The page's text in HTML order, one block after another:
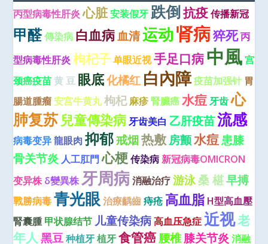
丙型病毒性肝炎 心脏安装假牙 跌倒抗疫 传播新冠
甲醛傳染病 白血病血清运动肾病猝死丙
型病毒性肝炎 枸杞子 单眼近视手足口病中風 宫
颈癌疫苗 黄 豆 眼底化橘红 白內障疫苗加强针 胃
腸道腫瘤 安宫牛黄丸枸杞 麻疹腎臟癌 水痘 牙齿 心
肺复苏 兒童傳染病 牙齿美白 乙肝疫苗流感
病毒变异 龍眼肉 抑郁戒烟热敷房颤水痘患膝
骨关节炎 人工肛門 心梗 传染病 新冠病毒OMICRON
变异株 δ變異株牙周病 消融治疗 游泳桑 椹早搏
戰勝病毒 青光眼 治療齲齒 痔疮 高血脂 H型高血壓
腎囊腫 甲状腺结节 儿童传染病 高血压急症 近视老
年人 黑豆 种植牙 植牙 食管癌腰椎膝关节炎 消融